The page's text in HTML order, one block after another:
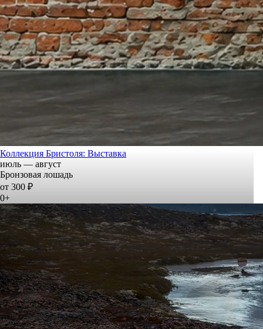
Коллекция Бристоля: Выставка
июль — август
Бронзовая лошадь
от 300 ₽
0+